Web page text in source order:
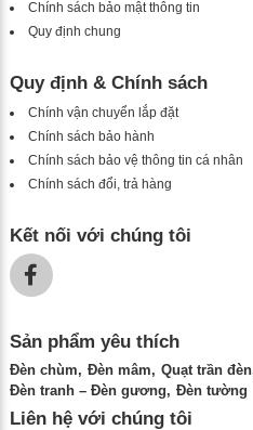
Chính sách bảo mật thông tin
Quy định chung
Quy định & Chính sách
Chính vận chuyển lắp đặt
Chính sách bảo hành
Chính sách bảo vệ thông tin cá nhân
Chính sách đổi, trả hàng
Kết nối với chúng tôi
Sản phẩm yêu thích
Đèn chùm Đèn mâm Quạt trần đèn
Đèn tranh – Đèn gương
Đèn tường
Liên hệ với chúng tôi